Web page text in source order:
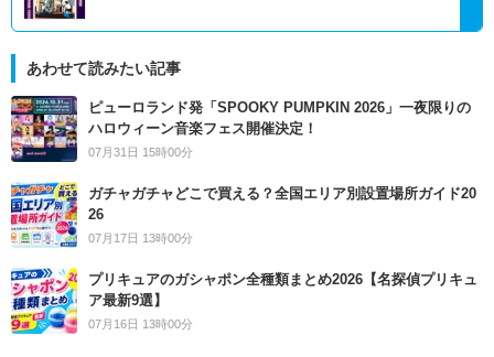
あわせて読みたい記事
ピューロランド発「SPOOKY PUMPKIN 2026」一夜限りの
ハロウィーン音楽フェス開催決定！
07月31日 15時00分
ガチャガチャどこで買える？全国エリア別設置場所ガイド20
26
07月17日 13時00分
プリキュアのガシャポン全種類まとめ2026【名探偵プリキュ
ア最新9選】
07月16日 13時00分